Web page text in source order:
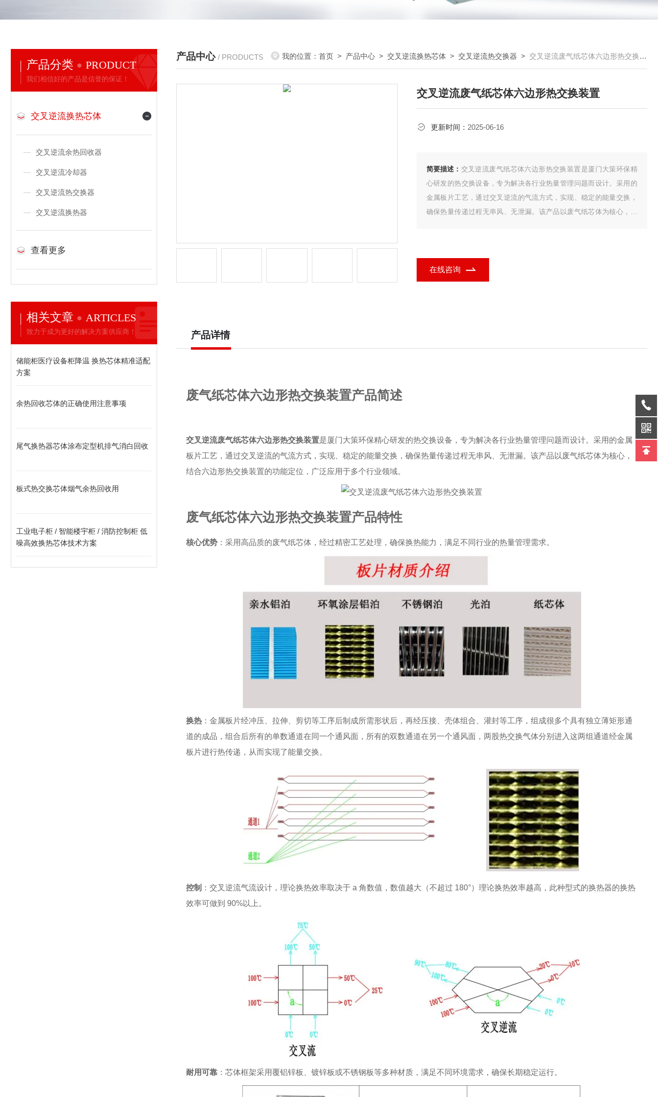
产品分类 PRODUCT
我们相信好的产品是信誉的保证！
交叉逆流换热芯体
交叉逆流余热回收器
交叉逆流冷却器
交叉逆流热交换器
交叉逆流换热器
查看更多
相关文章 ARTICLES
致力于成为更好的解决方案供应商！
储能柜医疗设备柜降温 换热芯体精准适配
方案
余热回收芯体的正确使用注意事项
尾气换热器芯体涂布定型机排气消白回收
板式热交换芯体烟气余热回收用
工业电子柜 / 智能楼宇柜 / 消防控制柜 低
噪高效换热芯体技术方案
产品中心 / PRODUCTS 我的位置：首页 > 产品中心 >交叉逆流换热芯体 >交叉逆流热交换器 >交叉逆流废气纸芯体六边形热交换装置
交叉逆流废气纸芯体六边形热交换装置
更新时间： 2025-06-16
简要描述： 交叉逆流废气纸芯体六边形热交换装置是厦门大策环保精
心研发的热交换设备，专为解决各行业热量管理问题而设计。采用的
金属板片工艺，通过交叉逆流的气流方式，实现、稳定的能量交换，
确保热量传递过程无串风、无泄漏。该产品以废气纸芯体为核心，结
在线咨询
产品详情
废气纸芯体六边形热交换装置产品简述
交叉逆流废气纸芯体六边形热交换装置是厦门大策环保精心研发的热交换设备，专为解决各行业热量管理问题而设计。采用的金属
板片工艺，通过交叉逆流的气流方式，实现、稳定的能量交换，确保热量传递过程无串风、无泄漏。该产品以废气纸芯体为核心，
结合六边形热交换装置的功能定位，广泛应用于多个行业领域。
废气纸芯体六边形热交换装置产品特性
核心优势 ：采用高品质的废气纸芯体，经过精密工艺处理，确保换热能力，满足不同行业的热量管理需求。
换热 ：金属板片经冲压、拉伸、剪切等工序后制成所需形状后，再经压接、壳体组合、灌封等工序，组成很多个具有独立薄矩形通
道的成品，组合后所有的单数通道在同一个通风面，所有的双数通道在另一个通风面，两股热交换气体分别进入这两组通道经金属
板片进行热传递，从而实现了能量交换。
控制 ：交叉逆流气流设计，理论换热效率取决于 a 角数值，数值越大（不超过 180°）理论换热效率越高，此种型式的换热器的换热
效率可做到 90%以上。
耐用可靠 ：芯体框架采用覆铝锌板、镀锌板或不锈钢板等多种材质，满足不同环境需求，确保长期稳定运行。